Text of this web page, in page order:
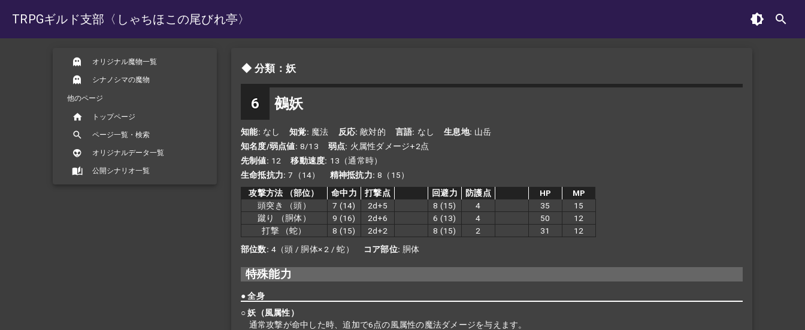
TRPGギルド支部 〈しゃちほこの尾びれ亭〉
オリジナル魔物一覧
シナノシマの魔物
他のページ
トップページ
ページ一覧・検索
オリジナルデータ一覧
公開シナリオ一覧
分類：妖
6 鵺妖
知能 なし 知覚 魔法 反応 敵対的 言語 なし 生息地 山岳
知名度/弱点値 8/13 弱点
火属性ダメージ+2点
先制値
12 移動速度
13（通常時）
生命抵抗力 7（14） 精神抵抗力 8（15）
攻撃方法
（部位） 命中力 打撃点 回避力 防護点 HP
MP
頭突き
（頭） 7 (14) 2d+5 8 (15) 4 35
15
蹴り
（胴体） 9 (16) 2d+6 6 (13) 4 50
12
打撃
（蛇） 8 (15) 2d+2 8 (15) 2 31
12
部位数 4（頭 / 胴体× 2 / 蛇） コア部位 胴体
特殊能力
● 全身
○ 妖（風属性）
通常攻撃が命中した時、追加で6点の風属性の魔法ダメージを与えます。